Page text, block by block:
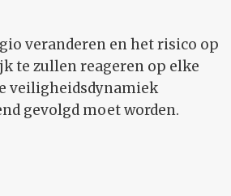
veranderen en het risico op
te zullen reageren op elke
veiligheidsdynamiek
gevolgd moet worden.